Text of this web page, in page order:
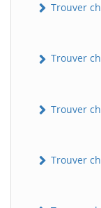
Trouver
Trouver
Trouver
Trouver